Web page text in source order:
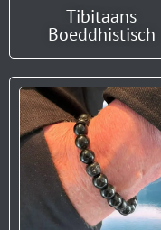
Tibitaans
Boeddhistisch